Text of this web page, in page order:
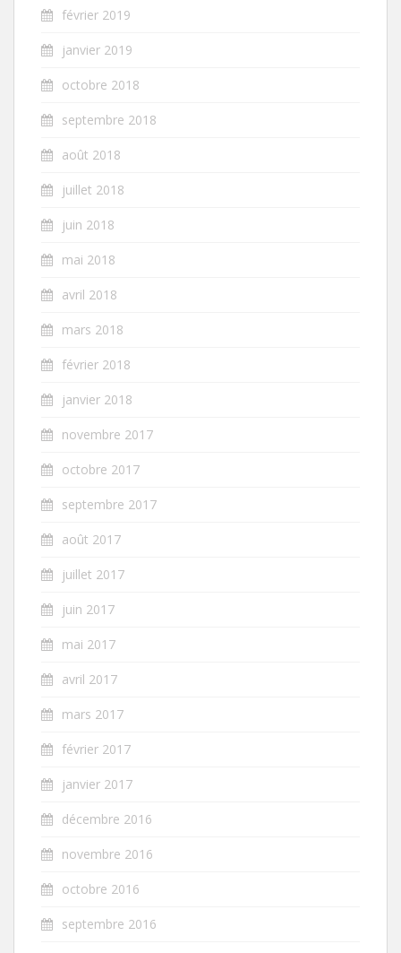
février 2019
janvier 2019
octobre 2018
septembre 2018
août 2018
juillet 2018
juin 2018
mai 2018
avril 2018
mars 2018
février 2018
janvier 2018
novembre 2017
octobre 2017
septembre 2017
août 2017
juillet 2017
juin 2017
mai 2017
avril 2017
mars 2017
février 2017
janvier 2017
décembre 2016
novembre 2016
octobre 2016
septembre 2016